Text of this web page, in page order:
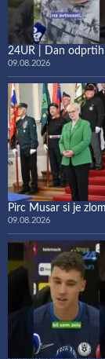
24UR | Dan odprtih
09.08.2026
Pirc Musar si je
09.08.2026